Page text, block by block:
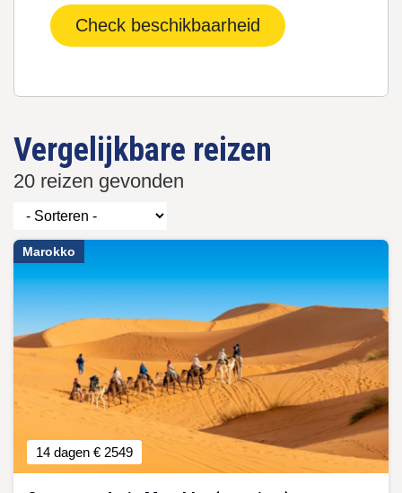
Check beschikbaarheid
Vergelijkbare reizen
20 reizen gevonden
Marokko
14 dagen € 2549